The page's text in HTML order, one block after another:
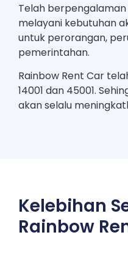
Telah
melayani kebutuhan
untuk perorangan,
pemerintahan.
Rainbow Rent Car
14001 dan 45001.
akan selalu
Kelebihan
Rainbow